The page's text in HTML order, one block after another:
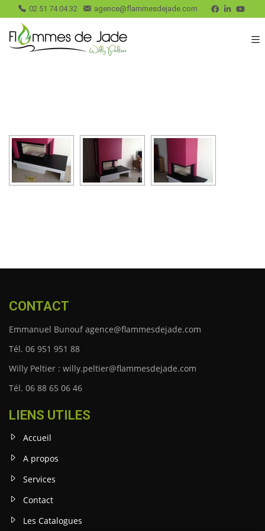
02 51 74 04 32 agence@flammesdejade.com
CONTACT
Emmanuel Bunouf agence@flammesdejade.com
Tél. 06 951 951 88
Willy Peltier : willy.peltier@flammesdejade.com
Tél. 06 88 65 06 46
LIENS UTILES
Accueil
A propos
Services
Contact
Les Catalogues